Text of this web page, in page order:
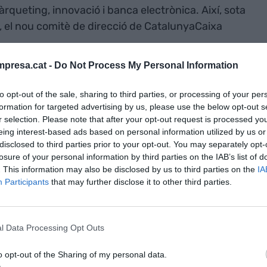
- Do Not Process My Personal Information
opt-out of the sale, sharing to third parties, or processing of your
for targeted advertising by us, please use the below opt-out
selection. Please note that after your opt-out request is processed
interest-based ads based on personal information utilized by us
to third parties prior to your opt-out. You may separately
of your personal information by third parties on the IAB’s list of
This information may also be disclosed by us to third parties on the
Participants that may further disclose it to other third parties.
Data Processing Opt Outs
opt-out of the Sharing of my personal data.
innovació i banca electrònica. Així, sota
el nou comitè de direcció de CatalunyaCaixa
que ja formava part del comitè de
i Direcció d'Empreses per la Universitat
i Financeres per la Universitat de
ladirecció financerade l'entitat. Aquesta
de gestió del banc, l'àrea de tresoreria així
participades i la productivitat global.
direcció com a
Perich, llicenciat en Ciències Empresarials per